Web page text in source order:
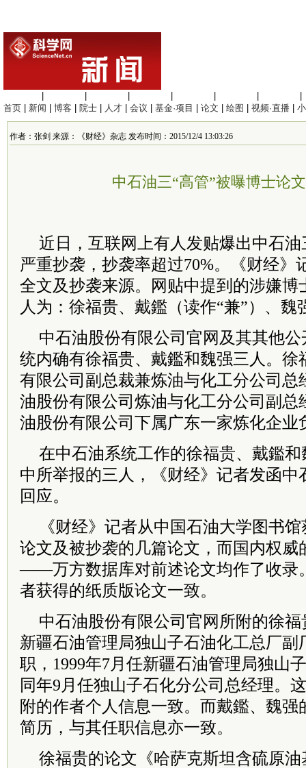
首页
新闻 博客 院士 人才 会议 基金·项目 论文 绘图 视频·直播
作者：张剑 来源：《财经》杂志 发布时间：2015/12/4 13:03:26
中石油三“高管”被曝博士论
近日，互联网上有人发贴爆出中石
严重抄袭，抄袭率超过70%。《财经》
全文及抄袭来源。网贴中提到的涉嫌博
人为：徐福贵、戴鑑（读作“兼”）、魏
中石油股份有限公司官网及其其他
统内确有徐福贵、戴鑑和魏强三人。徐
有限公司副总裁兼炼油与化工分公司总
油股份有限公司炼油与化工分公司副总
油股份有限公司下属广东一家炼化企业
在中石油系统工作的徐福贵、戴鑑
中所举报的三人，《财经》记者发函中
回应。
《财经》记者从中国石油大学图书
论文及被抄袭的几篇论文，而国内权威
——万方数据库对前述论文均作了收录
者获得的纸质版论文一致。
中石油股份有限公司官网所附的徐
新疆石油管理局独山子石油化工总厂副
职，1999年7月任新疆石油管理局独山
同年9月任独山子石化分公司总经理。
附的作者个人信息一致。而戴鑑、魏强
简历，与其任职信息亦一致。
徐福贵的论文《哈萨克斯坦含硫原